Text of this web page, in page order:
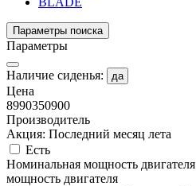
Параметры поиска
Параметры
Наличие сиденья: да
Цена
8990350900
Производитель
Акция: Последний месяц лета
Есть
Номинальная мощность двигателя
мощность двигателя